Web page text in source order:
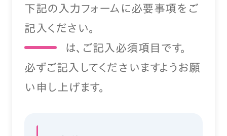
下記の入力フォームに必要事項をご
記入ください。
は、ご記入必須項目です。
必ずご記入してくださいますようお願
い申し上げます。